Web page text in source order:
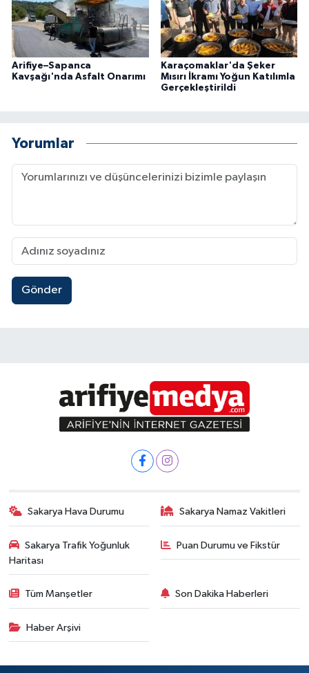
Arifiye–Sapanca
Kavşağı'nda Asfalt Onarımı
Karaçomaklar'da Şeker
Mısırı İkramı Yoğun Katılımla
Gerçekleştirildi
Yorumlar
Gönder
Sakarya Hava Durumu Sakarya Namaz Vakitleri
Sakarya Trafik Yoğunluk
Haritası
Puan Durumu ve Fikstür
Tüm Manşetler Son Dakika Haberleri
Haber Arşivi